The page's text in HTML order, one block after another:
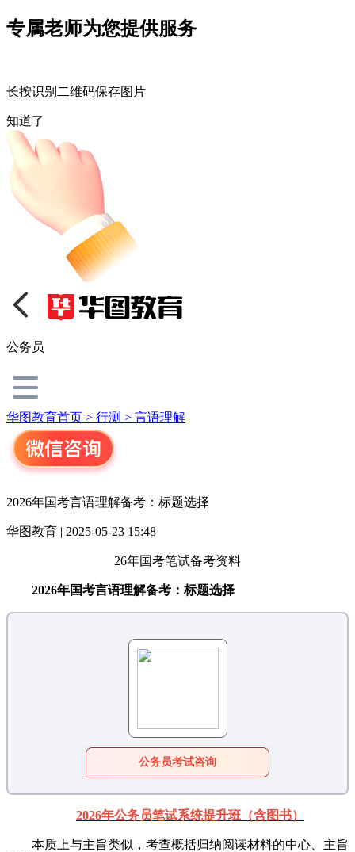
专属老师为您提供服务
长按识别二维码保存图片
知道了
公务员
华图教育首页 > 行测 > 言语理解
2026年国考言语理解备考：标题选择
华图教育 | 2025-05-23 15:48
26年国考笔试备考资料
2026年国考言语理解备考：标题选择
公务员考试咨询
2026年公务员笔试系统提升班（含图书）
本质上与主旨类似，考查概括归纳阅读材料的中心、主旨